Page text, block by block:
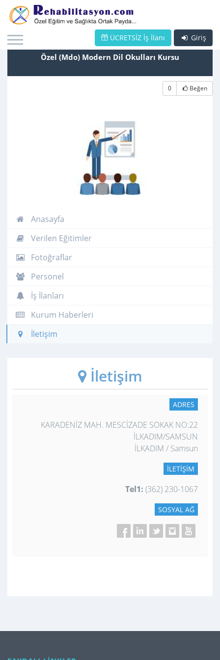
Giriş
ÜCRETSİZ İş İlanı
Özel (Mdo) Modern Dil Okulları Kursu
0 Beğen
Anasayfa
Verilen Eğitimler
Fotoğraflar
Personel
İş İlanları
Kurum Haberleri
İletişim
İletişim
ADRES
KARADENİZ MAH. MESCİZADE SOKAK NO:22
İLKADIM/SAMSUN
İLKADIM / Samsun
İLETIŞIM
Tel1: (362) 230-1067
SOSYAL AĞ